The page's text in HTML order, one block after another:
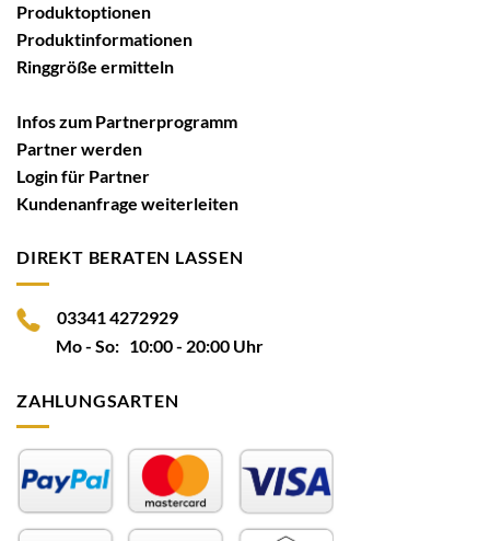
Produktoptionen
Produktinformationen
Ringgröße ermitteln
Infos zum Partnerprogramm
Partner werden
Login für Partner
Kundenanfrage weiterleiten
DIREKT BERATEN LASSEN
03341 4272929
Mo - So: 10:00 - 20:00 Uhr
ZAHLUNGSARTEN